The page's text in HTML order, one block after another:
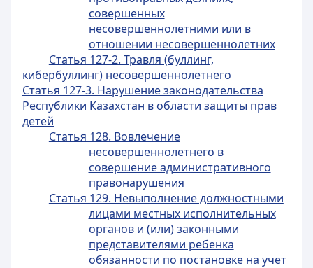
совершенных
несовершеннолетними или в
отношении несовершеннолетних
Статья 127-2. Травля (буллинг,
кибербуллинг) несовершеннолетнего
Статья 127-3. Нарушение законодательства
Республики Казахстан в области защиты прав
детей
Статья 128. Вовлечение
несовершеннолетнего в
совершение административного
правонарушения
Статья 129. Невыполнение должностными
лицами местных исполнительных
органов и (или) законными
представителями ребенка
обязанности по постановке на учет